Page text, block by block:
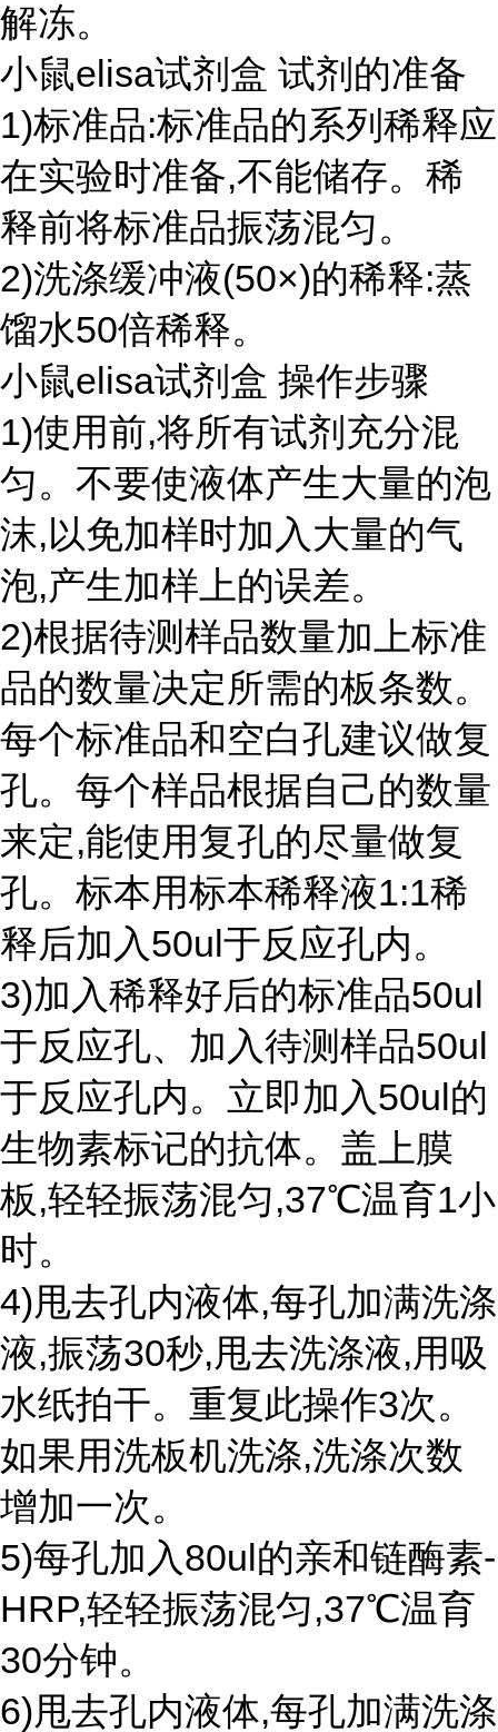
解冻。
小鼠elisa试剂盒 试剂的准备
1)标准品:标准品的系列稀释应
在实验时准备,不能储存。稀
释前将标准品振荡混匀。
2)洗涤缓冲液(50×)的稀释:蒸
馏水50倍稀释。
小鼠elisa试剂盒 操作步骤
1)使用前,将所有试剂充分混
匀。不要使液体产生大量的泡
沫,以免加样时加入大量的气
泡,产生加样上的误差。
2)根据待测样品数量加上标准
品的数量决定所需的板条数。
每个标准品和空白孔建议做复
孔。每个样品根据自己的数量
来定,能使用复孔的尽量做复
孔。标本用标本稀释液1:1稀
释后加入50ul于反应孔内。
3)加入稀释好后的标准品50ul
于反应孔、加入待测样品50ul
于反应孔内。立即加入50ul的
生物素标记的抗体。盖上膜
板,轻轻振荡混匀,37℃温育1小
时。
4)甩去孔内液体,每孔加满洗涤
液,振荡30秒,甩去洗涤液,用吸
水纸拍干。重复此操作3次。
如果用洗板机洗涤,洗涤次数
增加一次。
5)每孔加入80ul的亲和链酶素-
HRP,轻轻振荡混匀,37℃温育
30分钟。
6)甩去孔内液体,每孔加满洗涤